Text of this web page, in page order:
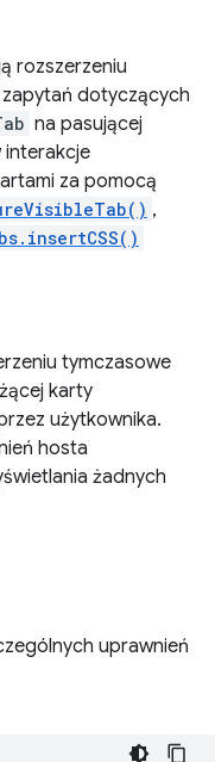
rozszerzeniu
dotyczących
na pasującej
interakcje
za pomocą
,
tymczasowe
karty
użytkownika.
hosta
żadnych
uprawnień